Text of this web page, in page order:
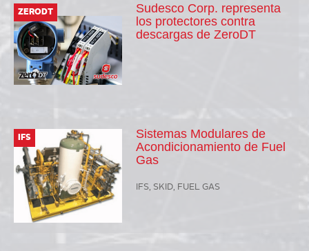
ZERODT
Sudesco Corp. representa
los protectores contra
descargas de ZeroDT
IFS
Sistemas Modulares de
Acondicionamiento de Fuel
Gas
IFS, SKID, FUEL GAS